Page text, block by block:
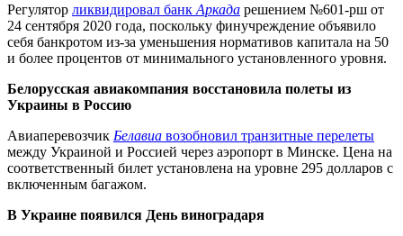
Регулятор ликвидировал банк Аркада решением №601-рш от
24 сентября 2020 года, поскольку финучреждение объявило
себя банкротом из-за уменьшения нормативов капитала на 50
и более процентов от минимального установленного уровня.
Белорусская авиакомпания восстановила полеты из
Украины в Россию
Авиаперевозчик Белавиа возобновил транзитные перелеты
между Украиной и Россией через аэропорт в Минске. Цена на
соответственный билет установлена на уровне 295 долларов с
включенным багажом.
В Украине появился День виноградаря